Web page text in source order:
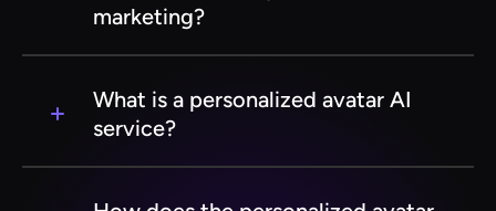
marketing?
video marketing automation allows you to scale
personalized content across social media,
Instagram, and Facebook while maintaining
What is a personalized avatar AI
service?